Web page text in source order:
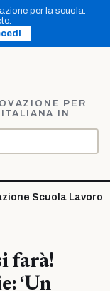
per la scuola.
PER
IN
Scuola Lavoro
farà!
‘Un